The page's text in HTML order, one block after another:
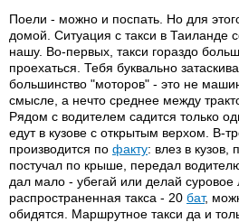
Поели - можно и поспать. Но для
домой. Ситуация с такси в Таиланде
нашу. Во-первых, такси гораздо
проехаться. Тебя буквально
большинство "моторов" - это не
смысле, а нечто среднее между
Рядом с водителем садится только
едут в кузове с открытым верхом. В-
производится по факту: влез в кузов,
постучал по крыше, передал
дал мало - убегай или делай
распространенная такса - 20 бат,
обидятся. Маршрутное такси да и